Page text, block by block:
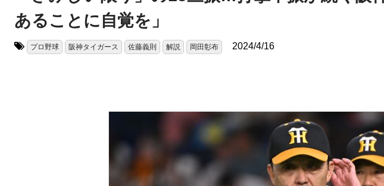
あることに自覚を」
プロ野球 阪神タイガース 佐藤義則 解説 岡田彰布 2024/4/16